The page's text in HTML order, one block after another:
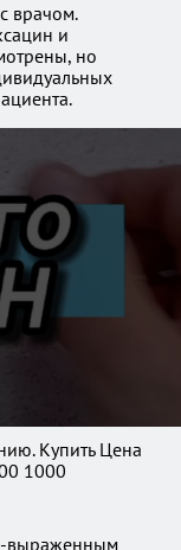
врачом.
и
но
Купить Цена
1000
выраженным